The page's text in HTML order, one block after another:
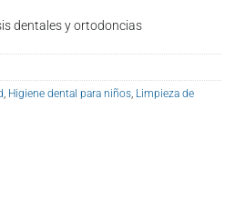
dentales y ortodoncias
Higiene dental para niños Limpieza de